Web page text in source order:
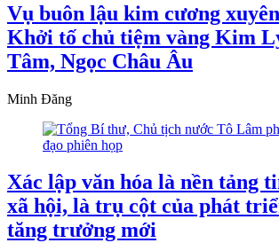
Vụ buôn lậu kim cương
Khởi tố chủ tiệm vàng Kim
Tâm, Ngọc Châu Âu
Minh Đăng
Xác lập văn hóa là nền tảng
xã hội, là trụ cột của phát
tăng trưởng mới